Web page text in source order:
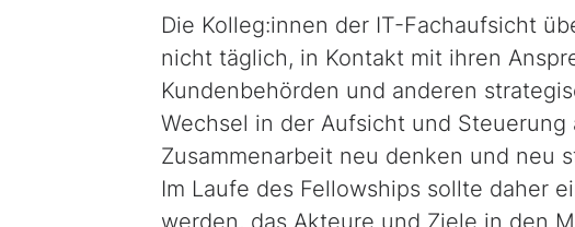
Die Kolleg:innen der IT-Fachaufsicht
nicht täglich, in Kontakt mit ihren
Kundenbehörden und anderen
Wechsel in der Aufsicht und
Zusammenarbeit neu denken und neu
Im Laufe des Fellowships sollte daher
werden, das Akteure und Ziele in den